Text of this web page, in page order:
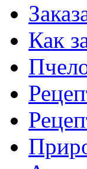
Как